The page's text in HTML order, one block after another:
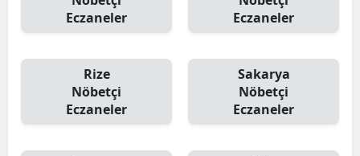
Eczaneler
Eczaneler
Rize
Nöbetçi
Eczaneler
Sakarya
Nöbetçi
Eczaneler